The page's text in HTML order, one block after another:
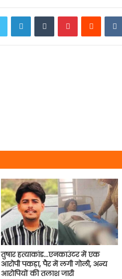
LinkedInTumblrPinterestReddit
तुषार हत्याकांड…एनकाउंटर में एक
आरोपी पकड़ा, पैर में लगी गोली, अन्य
आरोपियों की तलाश जारी